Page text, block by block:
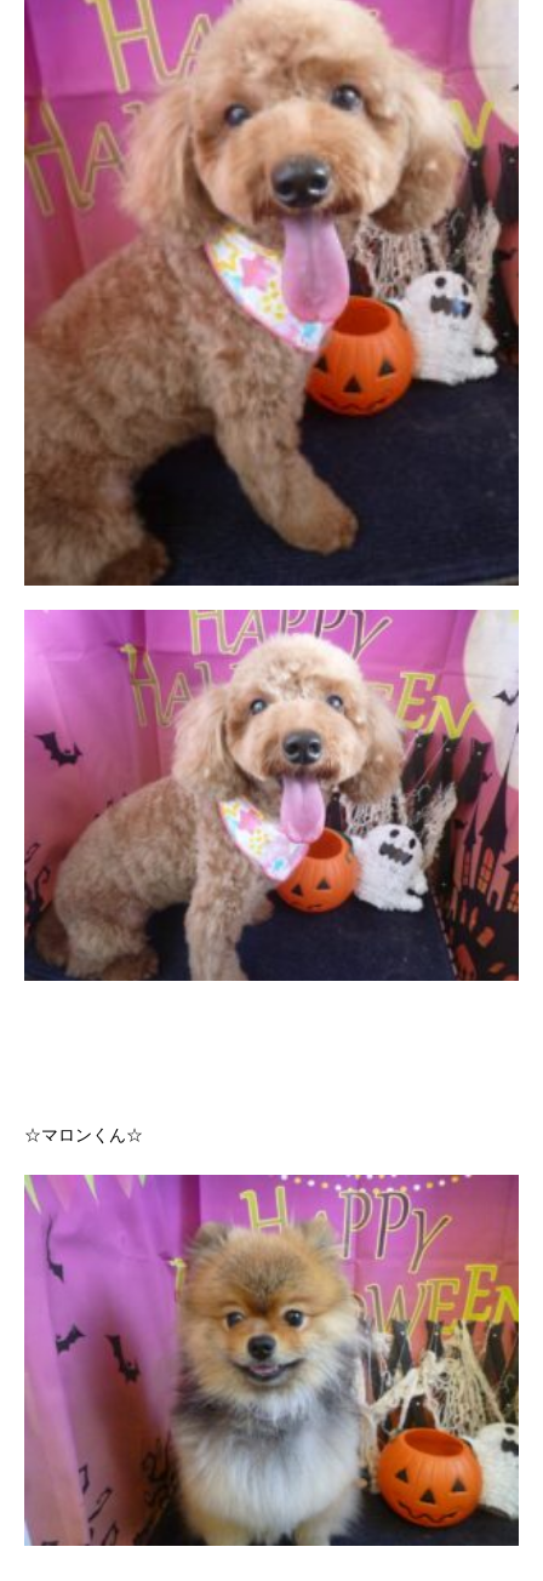
☆マロンくん☆